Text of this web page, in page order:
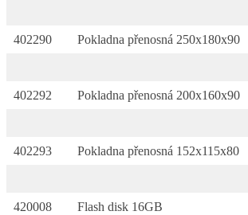
402290 Pokladna přenosná 250x180x90
402292 Pokladna přenosná 200x160x90
402293 Pokladna přenosná 152x115x80
420008 Flash disk 16GB